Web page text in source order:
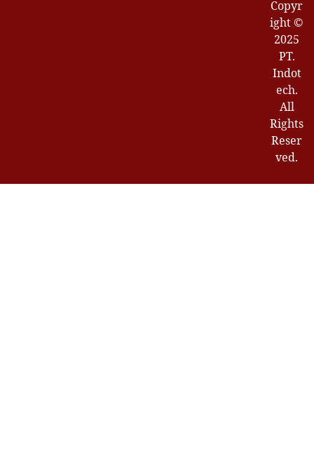
Copyr
ight ©
2025
PT.
Indot
ech.
All
Rights
Reser
ved.